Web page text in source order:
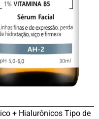
+ Hialurônicos Tipo de